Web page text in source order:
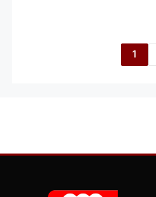
1